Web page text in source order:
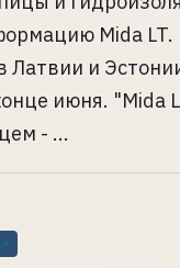
Mida
Латвии и
июня. "Mida
- ...
↗